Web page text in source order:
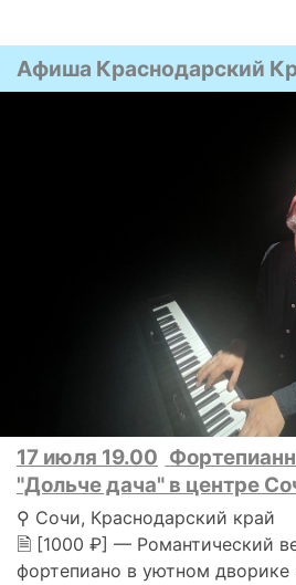
Афиша Краснодарский
17 июля 19.00
"Дольче дача" в центре
⚲ Сочи, Краснодарский край
🗎 [1000 ₽] — Романтический
фортепиано в уютном дворике